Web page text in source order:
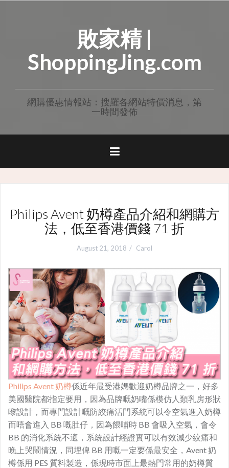
敗家精 |
ShoppingJing.com
網購優惠情報站：搜羅各網站特價消息，第
一時間發佈
Philips Avent 奶樽產品介紹和網購方
法，低至香港價錢 71 折
August 21, 2018 Carol
Philips Avent 奶樽係近年最受港媽歡迎奶樽品牌之一，好多
美國醫院都指定要用，因為品牌嘅奶嘴係模仿人類乳房形狀
嚟設計，而專門設計嘅防絞痛活門系統可以令空氣進入奶樽
而唔會進入 BB 嘅肚仔，因為餵哺時 BB 會吸入空氣，會令
BB 的消化系統不適，系統設計經證實可以有效減少絞痛和
晚上哭鬧情況，同埋俾 BB 用嘅一定要係最安全，Avent 奶
樽係用 PES 質料製造，係現時市面上最熱門常用的奶樽質